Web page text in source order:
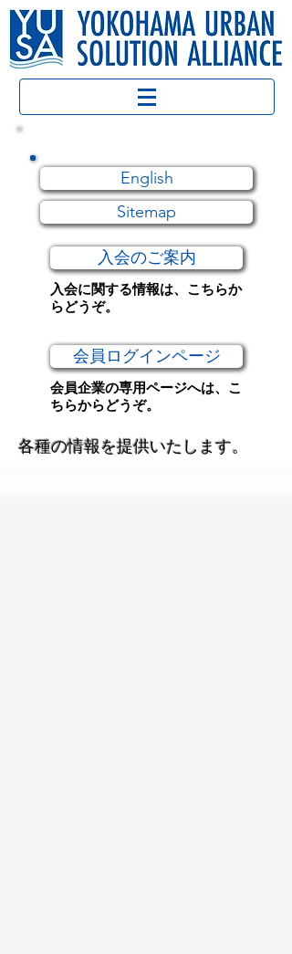
English
Sitemap
入会のご案内
入会に関する情報は、こちらか
らどうぞ。
会員ログインページ
会員企業の専用ページへは、こ
ちらからどうぞ。
​各種の情報を提供いたします。